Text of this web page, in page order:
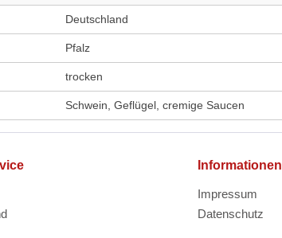
Deutschland
Pfalz
trocken
Schwein, Geflügel, cremige Saucen
Informationen
Impressum
Datenschutz